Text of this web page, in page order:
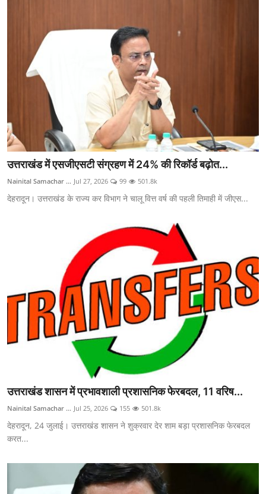
उत्तराखंड में एसजीएसटी संग्रहण में 24% की रिकॉर्ड बढ़ोत...
Nainital Samachar ... Jul 27, 2026 99 501.8k
देहरादून। उत्तराखंड के राज्य कर विभाग ने चालू वित्त वर्ष की पहली तिमाही में जीएस...
उत्तराखंड शासन में प्रभावशाली प्रशासनिक फेरबदल, 11 वरिष...
Nainital Samachar ... Jul 25, 2026 155 501.8k
देहरादून, 24 जुलाई। उत्तराखंड शासन ने शुक्रवार देर शाम बड़ा प्रशासनिक फेरबदल
करत...